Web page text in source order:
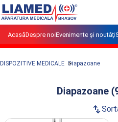
AcasăDespre noiEvenimente și noutăți
DISPOZITIVE MEDICALE Diapazoane
Diapazoane
swap_vert